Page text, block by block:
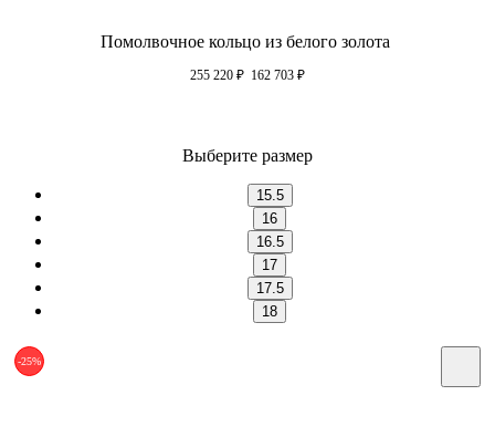
Помолвочное кольцо из белого золота
255 220 ₽ 162 703 ₽
Выберите размер
15.5
16
16.5
17
17.5
18
-25%